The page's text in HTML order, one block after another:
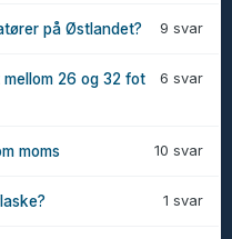
9 svar
på Østlandet?
6 svar
26 og 32 fot
10 svar
moms
1 svar